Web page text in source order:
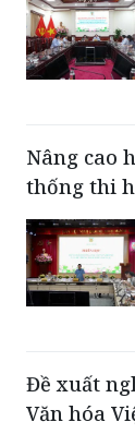
Nâng cao
thống thi
Đề xuất
Văn hóa